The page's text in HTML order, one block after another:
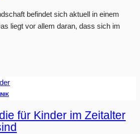
befindet sich aktuell in einem
liegt vor allem daran, dass sich im
für Kinder im Zeitalter